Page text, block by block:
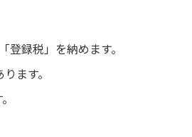
録税」を納めます。
ます。